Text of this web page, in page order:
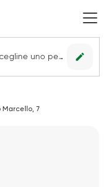
Nessun punto vendita impostato, scegline uno per vedere le offerte. edit
Marcello, 7